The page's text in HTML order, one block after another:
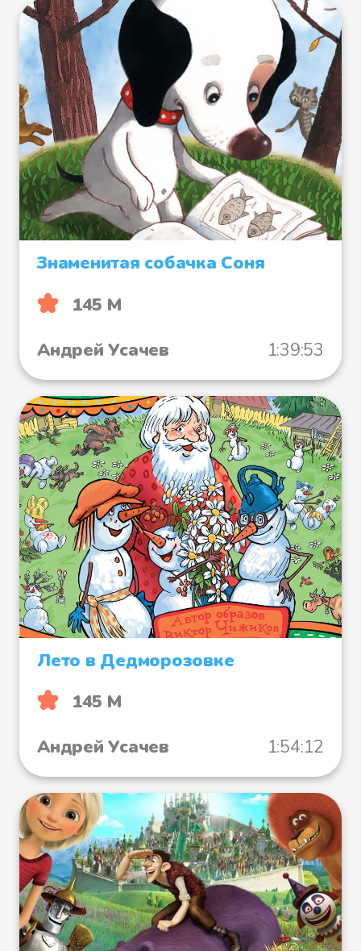
Знаменитая собачка Соня
145 М
Андрей Усачев
1:39:53
Лето в Дедморозовке
145 М
Андрей Усачев
1:54:12